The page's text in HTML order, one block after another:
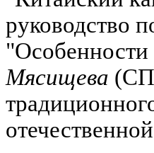
руководство
Мясищева